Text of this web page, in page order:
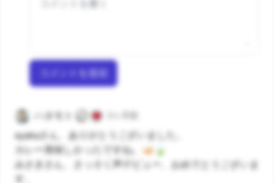
コメントを送信
ハタモト
ayakaさん、ありがとうございました。
カレー美味しかったですね。🍛🍃
みさきさん、さっそく声デビュー、おめでとうございま
す。